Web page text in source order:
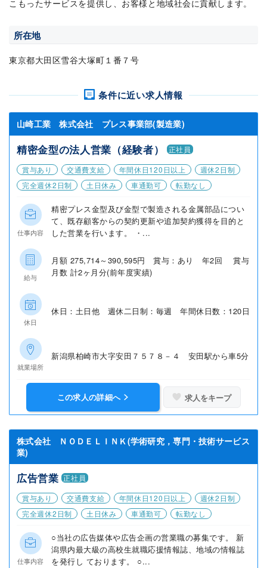
こもったサービスを提供し、お客様と地域社会に貢献します。
所在地
東京都大田区雪谷大塚町１番７号
条件に近い求人情報
山崎工業 株式会社 プレス事業部(製造業)
精密金型の法人営業（経験者）
正社員
賞与あり
交通費支給 年間休日120日以上
週休2日制
完全週休2日制
土日休み 車通勤可 転勤なし
仕事内容
精密プレス金型及び金型で製造される金属部品につい
て、既存顧客からの契約更新や追加契約獲得を目的と
した営業を行います。 ・...
給与
月額 275,714～390,595円 賞与：あり 年2回 賞与
月数 計2ヶ月分(前年度実績)
休日
休日：土日他 週休二日制：毎週 年間休日数：120日
就業場所
新潟県柏崎市大字安田７５７８－４ 安田駅から車5分
この求人の詳細へ 求人をキープ
株式会社 ＮＯＤＥＬＩＮＫ(学術研究，専門・技術サービス
業)
広告営業 正社員
賞与あり
交通費支給 年間休日120日以上
週休2日制
完全週休2日制
土日休み 車通勤可 転勤なし
仕事内容
○当社の広告媒体や広告企画の営業職の募集です。 新
潟県内最大級の高校生就職応援情報誌、地域の情報誌
を発行し ております。 ○...